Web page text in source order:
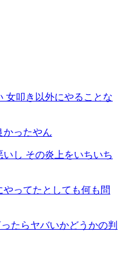
女叩き以外にやることな
かったやん
し その炎上をいちいち
ってたとしても何も問
たらヤバいかどうかの判